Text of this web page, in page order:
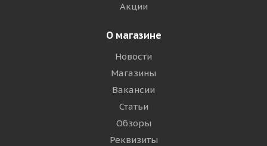
Акции
О магазине
Новости
Магазины
Вакансии
Статьи
Обзоры
Реквизиты